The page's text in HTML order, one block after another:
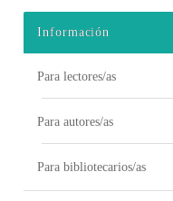
Información
Para lectores/as
Para autores/as
Para bibliotecarios/as